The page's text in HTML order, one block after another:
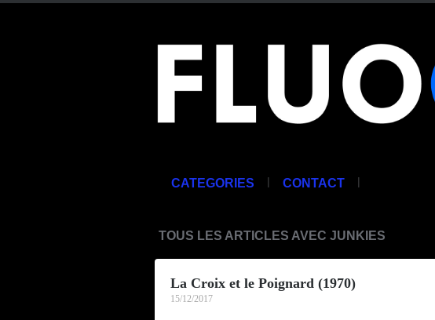
CATEGORIES | CONTACT |
TOUS LES ARTICLES AVEC JUNKIES
La Croix et le Poignard (1970)
15/12/2017